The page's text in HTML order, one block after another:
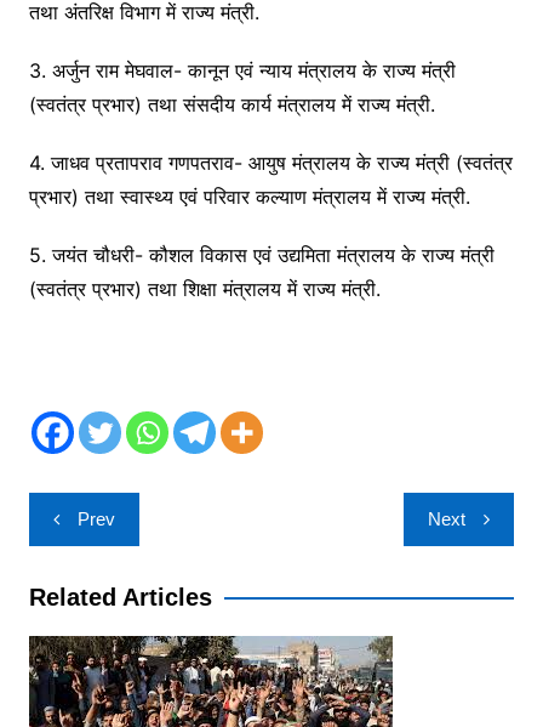
तथा अंतरिक्ष विभाग में राज्य मंत्री.
3. अर्जुन राम मेघवाल- कानून एवं न्याय मंत्रालय के राज्य मंत्री
(स्वतंत्र प्रभार) तथा संसदीय कार्य मंत्रालय में राज्य मंत्री.
4. जाधव प्रतापराव गणपतराव- आयुष मंत्रालय के राज्य मंत्री (स्वतंत्र
प्रभार) तथा स्वास्थ्य एवं परिवार कल्याण मंत्रालय में राज्य मंत्री.
5. जयंत चौधरी- कौशल विकास एवं उद्यमिता मंत्रालय के राज्य मंत्री
(स्वतंत्र प्रभार) तथा शिक्षा मंत्रालय में राज्य मंत्री.
Post
navigation
Prev Next
Related Articles